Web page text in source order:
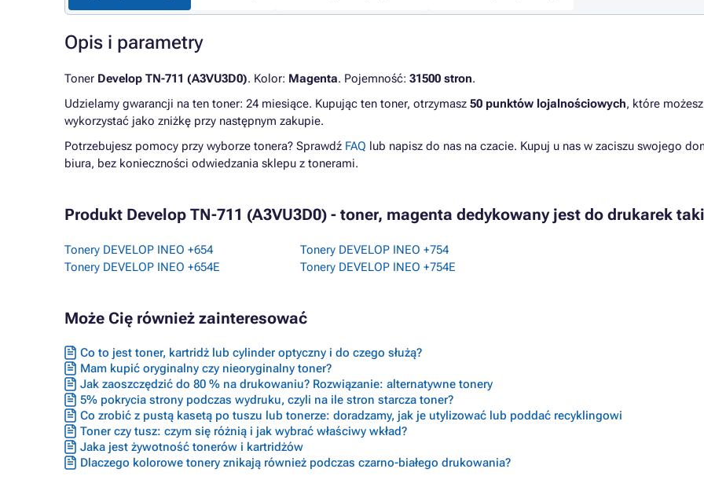
Opis i parametry
Toner Develop TN-711 (A3VU3D0). Kolor: Magenta. Pojemność: 31500 stron.
Udzielamy gwarancji na ten toner: 24 miesiące. Kupując ten toner, otrzymasz 50 punktów lojalnościowych, które możesz
wykorzystać jako zniżkę przy następnym zakupie.
Potrzebujesz pomocy przy wyborze tonera? Sprawdź FAQ lub napisz do nas na czacie. Kupuj u nas w zaciszu swojego
biura, bez konieczności odwiedzania sklepu z tonerami.
Produkt Develop TN-711 (A3VU3D0) - toner, magenta dedykowany jest do drukarek
Tonery DEVELOP INEO +654
Tonery DEVELOP INEO +654E
Tonery DEVELOP INEO +754
Tonery DEVELOP INEO +754E
Może Cię również zainteresować
Co to jest toner, kartridż lub cylinder optyczny i do czego służą?
Mam kupić oryginalny czy nieoryginalny toner?
Jak zaoszczędzić do 80 % na drukowaniu? Rozwiązanie: alternatywne tonery
5% pokrycia strony podczas wydruku, czyli na ile stron starcza toner?
Co zrobić z pustą kasetą po tuszu lub tonerze: doradzamy, jak je utylizować lub poddać recyklingowi
Toner czy tusz: czym się różnią i jak wybrać właściwy wkład?
Jaka jest żywotność tonerów i kartridżów
Dlaczego kolorowe tonery znikają również podczas czarno-białego drukowania?